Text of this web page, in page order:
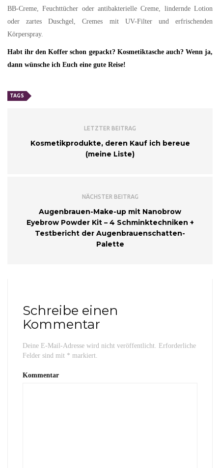
BB-Creme, Feuchttücher oder antibakterielle Creme, lindernde Lotion
oder zartes Duschgel, Cremes mit UV-Filter und erfrischenden
Körperspray.
Habt ihr den Koffer schon gepackt? Kosmetiktasche auch? Wenn ja,
dann wünsche ich Euch eine gute Reise!
TAGS
LETZTER BEITRAG
Kosmetikprodukte, deren Kauf ich bereue
(meine Liste)
NÄCHSTER BEITRAG
Augenbrauen-Make-up mit Nanobrow
Eyebrow Powder Kit – 4 Schminktechniken +
Testbericht der Augenbrauenschatten-
Palette
Schreibe einen
Kommentar
Deine E-Mail-Adresse wird nicht veröffentlicht. Erforderliche
Felder sind mit * markiert.
Kommentar